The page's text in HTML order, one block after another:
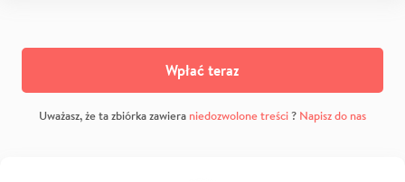
Wpłać teraz
Uważasz, że ta zbiórka zawiera niedozwolone treści? Napisz do nas